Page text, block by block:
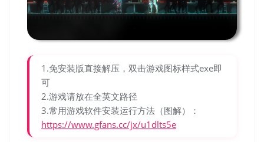
1.免安装版直接解压，双击游戏图标样式exe即
可
2.游戏请放在全英文路径
3.常用游戏软件安装运行方法（图解）：
https://www.gfans.cc/jx/u1dlts5e